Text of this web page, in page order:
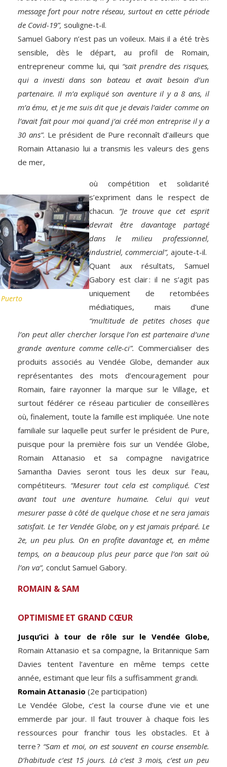
message fort pour notre réseau, surtout en cette période
de Covid-19”, souligne-t-il.
Samuel Gabory n’est pas un voileux. Mais il a été très
sensible, dès le départ, au profil de Romain,
entrepreneur comme lui, qui “sait prendre des risques,
qui a investi dans son bateau et avait besoin d’un
partenaire. Il m’a expliqué son aventure il y a 8 ans, il
m’a ému, et je me suis dit que je devais l’aider comme on
l’avait fait pour moi quand j’ai créé mon entreprise il y a
30 ans”. Le président de Pure reconnaît d’ailleurs que
Romain Attanasio lui a transmis les valeurs des gens
de mer,
où compétition et solidarité
s’expriment dans le respect de
chacun. “Je trouve que cet esprit
devrait être davantage partagé
dans le milieu professionnel,
industriel, commercial”, ajoute-t-il.
Quant aux résultats, Samuel
Gabory est clair : il ne s’agit pas
uniquement de retombées
médiatiques, mais d’une
“multitude de petites choses que
l’on peut aller chercher lorsque l’on est partenaire d’une
grande aventure comme celle-ci”. Commercialiser des
produits associés au Vendée Globe, demander aux
représentantes des mots d’encouragement pour
Romain, faire rayonner la marque sur le Village, et
surtout fédérer ce réseau particulier de conseillères
où, finalement, toute la famille est impliquée. Une note
familiale sur laquelle peut surfer le président de Pure,
puisque pour la première fois sur un Vendée Globe,
Romain Attanasio et sa compagne navigatrice
Samantha Davies seront tous les deux sur l’eau,
compétiteurs. “Mesurer tout cela est compliqué. C’est
avant tout une aventure humaine. Celui qui veut
mesurer passe à côté de quelque chose et ne sera jamais
satisfait. Le 1er Vendée Globe, on y est jamais préparé. Le
2e, un peu plus. On en profite davantage et, en même
temps, on a beaucoup plus peur parce que l’on sait où
l’on va”, conclut Samuel Gabory.
ROMAIN & SAM
OPTIMISME ET GRAND CŒUR
Jusqu’ici à tour de rôle sur le Vendée Globe,
Romain Attanasio et sa compagne, la Britannique Sam
Davies tentent l’aventure en même temps cette
année, estimant que leur fils a suffisamment grandi.
Romain Attanasio (2e participation)
Le Vendée Globe, c’est la course d’une vie et une
emmerde par jour. Il faut trouver à chaque fois les
ressources pour franchir tous les obstacles. Et à
terre ? “Sam et moi, on est souvent en course ensemble.
D’habitude c’est 15 jours. Là c’est 3 mois, c’est un peu